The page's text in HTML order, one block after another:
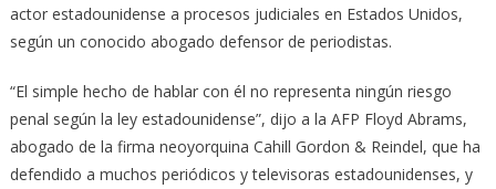
actor estadounidense a procesos judiciales en Estados Unidos,
según un conocido abogado defensor de periodistas.
“El simple hecho de hablar con él no representa ningún riesgo
penal según la ley estadounidense”, dijo a la AFP Floyd Abrams,
abogado de la firma neoyorquina Cahill Gordon & Reindel, que ha
defendido a muchos periódicos y televisoras estadounidenses, y